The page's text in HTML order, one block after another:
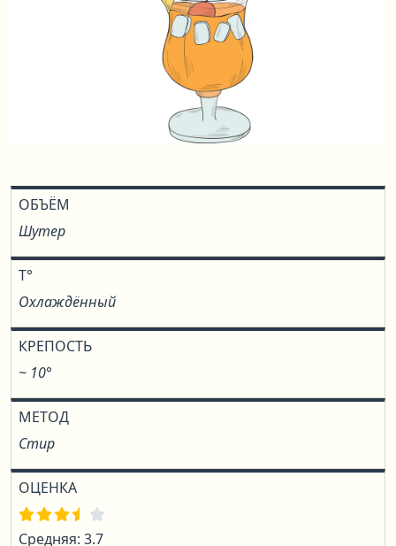
ОБЪЁМ
Шутер
T°
Охлаждённый
КРЕПОСТЬ
~ 10°
МЕТОД
Стир
ОЦЕНКА
Средняя: 3.7